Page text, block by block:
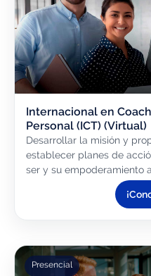
Internacional en
Personal (ICT) (Virtual)
Desarrollar la misión y
establecer planes de
ser y su empoderamiento
la marca personal (ICT)
Presencial